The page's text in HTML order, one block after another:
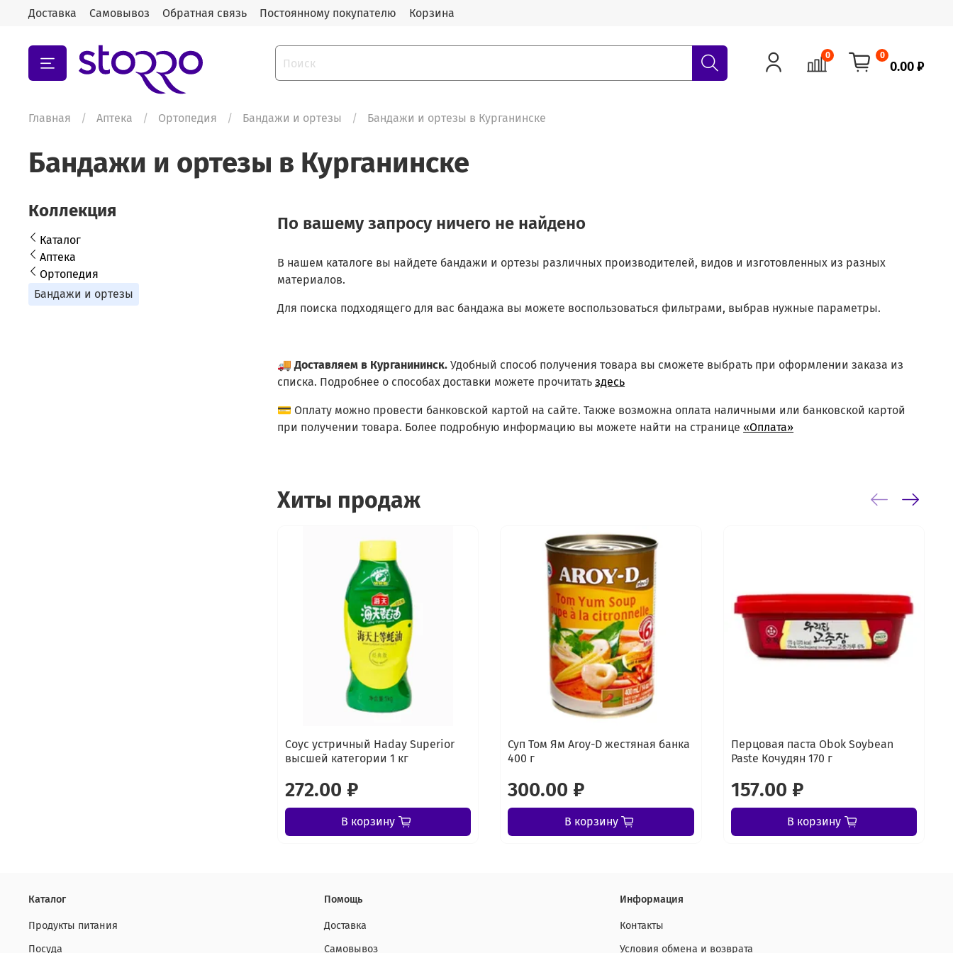
Доставка Самовывоз Обратная связь Постоянному покупателю Корзина
0 0
0.00 ₽
Главная Аптека Ортопедия Бандажи и ортезы Бандажи и ортезы в Курганинске
Бандажи и ортезы в Курганинске
По вашему запросу ничего не найдено
В нашем каталоге вы найдете бандажи и ортезы различных производителей, видов и изготовленных из разных
материалов.
Для поиска подходящего для вас бандажа вы можете воспользоваться фильтрами, выбрав нужные параметры.
🚚Доставляем в Курганининск.Удобный способ получения товара вы сможете выбрать при оформлении заказа из
списка. Подробнее о способах доставки можете прочитатьздесь
💳 Оплату можно провести банковской картой на сайте. Также возможна оплата наличными или банковской картой
при получении товара. Более подробную информацию вы можете найти на странице«Оплата»
Хиты продаж
Соус устричный Haday Superior
высшей категории 1 кг
272.00 ₽
В корзину
Суп Том Ям Aroy-D жестяная банка
400 г
300.00 ₽
В корзину
Перцовая паста Obok Soybean
Paste Кочудян 170 г
157.00 ₽
В корзину
Коллекция
Каталог
Аптека
Ортопедия
Бандажи и ортезы
Каталог
Продукты питания
Посуда
Помощь
Доставка
Самовывоз
Информация
Контакты
Условия обмена и возврата